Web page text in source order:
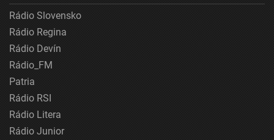
Rádio Slovensko
Rádio Regina
Rádio Devín
Rádio_FM
Patria
Rádio RSI
Rádio Litera
Rádio Junior